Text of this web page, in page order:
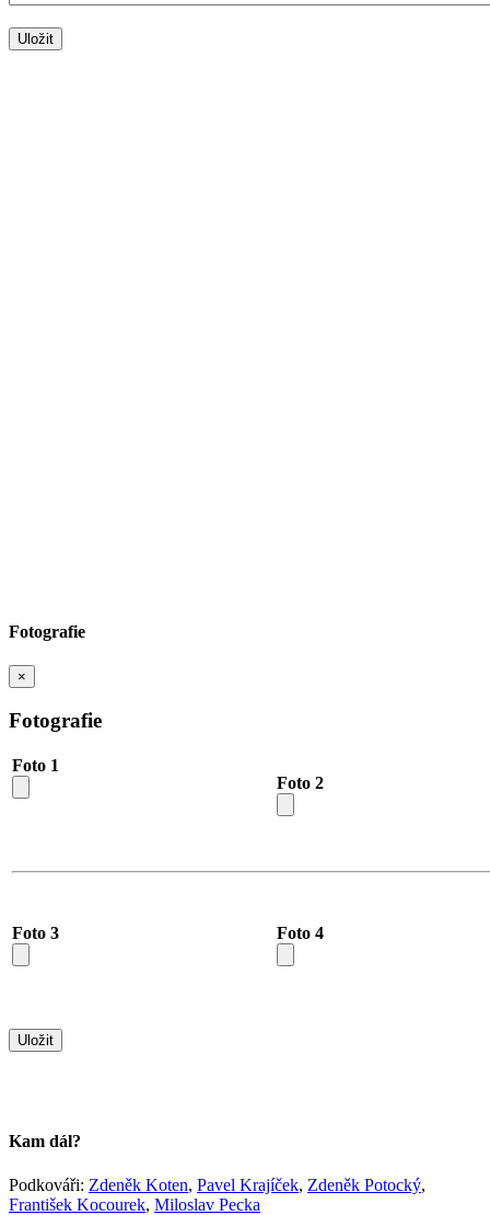
Fotografie
×
Fotografie
Foto 1
Foto 2
Foto 3 Foto 4
Kam dál?
Podkováři: Zdeněk Koten, Pavel Krajíček, Zdeněk Potocký,
František Kocourek, Miloslav Pecka